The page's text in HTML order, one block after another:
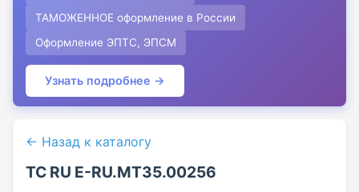
ТАМОЖЕННОЕ оформление в России
Оформление ЭПТС, ЭПСМ
Узнать подробнее →
← Назад к каталогу
ТС RU Е-RU.МТ35.00256